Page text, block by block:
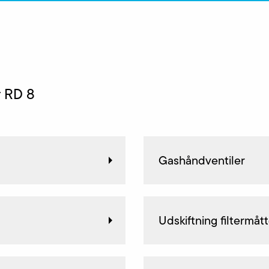
8
Gashåndventiler
Udskiftning